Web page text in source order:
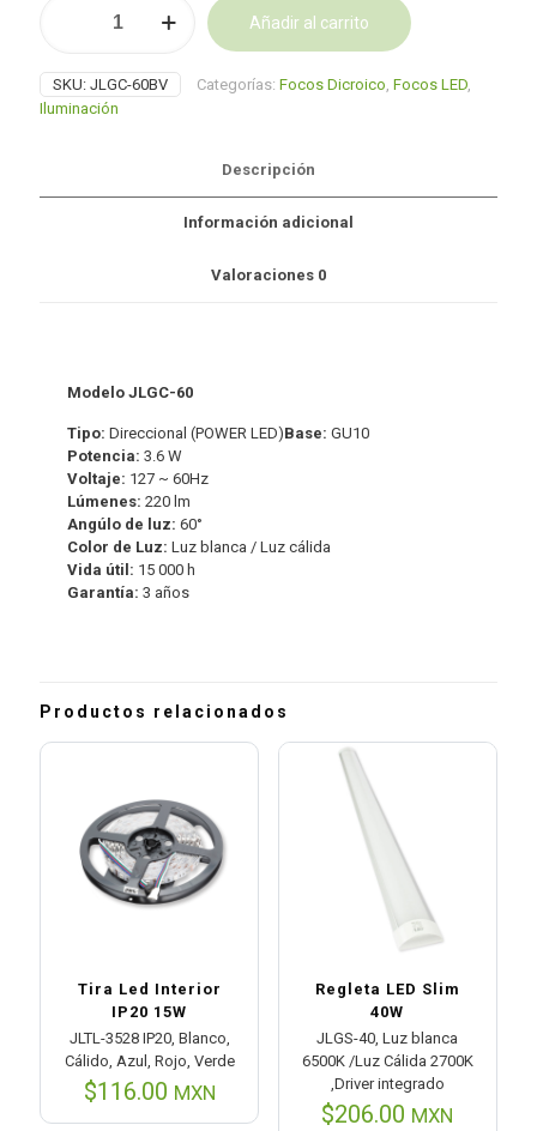
integrada
GU10
3.6
Añadir al carrito
SKU: JLGC-60BV Categorías: Focos Dicroico, Focos LED,
Iluminación
Descripción
Información adicional
Valoraciones 0
Modelo JLGC-60
Tipo:Direccional (POWER LED)Base: GU10
Potencia: 3.6 W
Voltaje: 127 ~ 60Hz
Lúmenes: 220 lm
Angúlo de luz: 60°
Color de Luz:Luz blanca / Luz cálida
Vida útil: 15 000 h
Garantía: 3 años
Productos relacionados
Tira Led Interior
IP20 15W
JLTL-3528 IP20, Blanco,
Cálido, Azul, Rojo, Verde
$116.00 MXN
Regleta LED Slim
40W
JLGS-40, Luz blanca
6500K /Luz Cálida 2700K
,Driver integrado
$206.00 MXN